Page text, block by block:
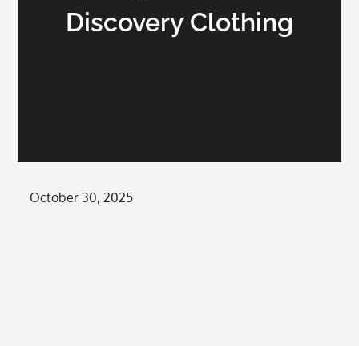
Discovery Clothing
Posted
October 30, 2025